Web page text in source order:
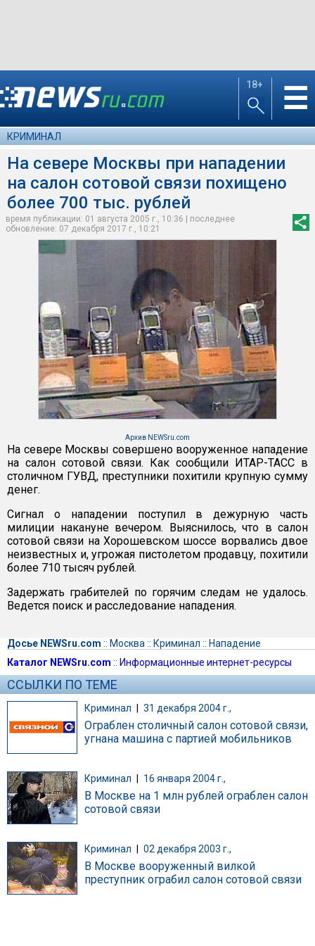
18+ ☰
КРИМИНАЛ
На севере Москвы при нападении
на салон сотовой связи похищено
более 700 тыс. рублей
время публикации: 01 августа 2005 г., 10:36 | последнее
обновление: 07 декабря 2017 г., 10:21
Архив NEWSru.com
На севере Москвы совершено вооруженное нападение
на салон сотовой связи. Как сообщили ИТАР-ТАСС в
столичном ГУВД, преступники похитили крупную сумму
денег.
Сигнал о нападении поступил в дежурную часть
милиции накануне вечером. Выяснилось, что в салон
сотовой связи на Хорошевском шоссе ворвались двое
неизвестных и, угрожая пистолетом продавцу, похитили
более 710 тысяч рублей.
Задержать грабителей по горячим следам не удалось.
Ведется поиск и расследование нападения.
Досье NEWSru.com :: Москва :: Криминал :: Нападение
Каталог NEWSru.com :: Информационные интернет-ресурсы
ССЫЛКИ ПО ТЕМЕ
Криминал | 31 декабря 2004 г.,
Ограблен столичный салон сотовой связи,
угнана машина с партией мобильников
Криминал 16 января 2004 г.,
В Москве на 1 млн рублей ограблен салон
сотовой связи
Криминал 02 декабря 2003 г.,
В Москве вооруженный вилкой
преступник ограбил салон сотовой связи